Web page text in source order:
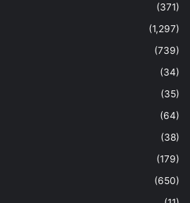
(371)
(1,297)
(739)
(34)
(35)
(64)
(38)
(179)
(650)